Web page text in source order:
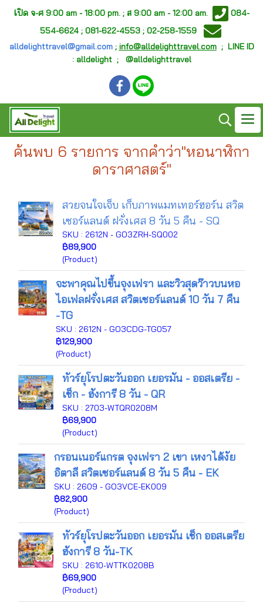
เปิด จ-ศ 9:00 am - 18:00 pm. ; ส 9:00 am - 12:00 am.
084-
554-6624 ; 081-622-4553 ; 02-258-1559
alldelighttravel@gmail.com; info@alldelighttravel.com; LINE ID
: alldelight ; @alldelighttravel
ค้นพบ 6 รายการ จากคำว่า"หอนาฬิกา
ดาราศาสตร์"
สวยจนใจเจ็บ เก็บภาพแมทเทอร์ฮอร์น สวิต
เซอร์แลนด์ ฝรั่งเศส 8 วัน 5 คืน - SQ
SKU : 2612N - GO3ZRH-SQ002
฿89,900
(Product)
จะพาคุณไปขึ้นจุงเฟรา และวิวสุดว๊าวบนหอ
ไอเฟลฝรั่งเศส สวิตเซอร์แลนด์ 10 วัน 7 คืน
-TG
SKU : 2612N - GO3CDG-TG057
฿129,900
(Product)
ทัวร์ยุโรปตะวันออก เยอรมัน - ออสเตรีย -
เช็ก - ฮังการี 8 วัน - QR
SKU : 2703-WTQR0208M
฿69,900
(Product)
กรอนเนอร์แกรต จุงเฟรา 2 เขา เหงาได้งัย
อิตาลี สวิตเซอร์แลนด์ 8 วัน 5 คืน - EK
SKU : 2609 - GO3VCE-EK009
฿82,900
(Product)
ทัวร์ยุโรปตะวันออก เยอรมัน เช็ก ออสเตรีย
ฮังการี 8 วัน-TK
SKU : 2610-WTTK0208B
฿69,900
(Product)